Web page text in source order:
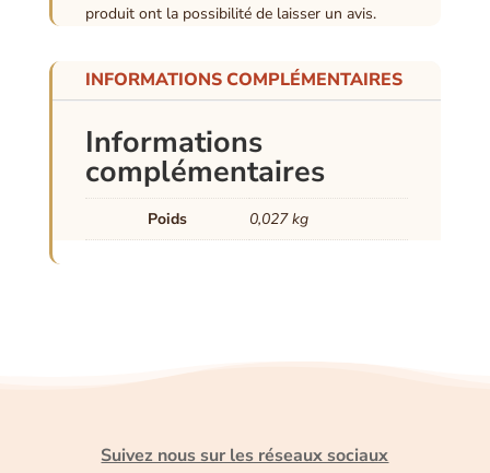
produit ont la possibilité de laisser un avis.
INFORMATIONS COMPLÉMENTAIRES
Informations
complémentaires
Poids 0,027 kg
Suivez nous sur les réseaux sociaux